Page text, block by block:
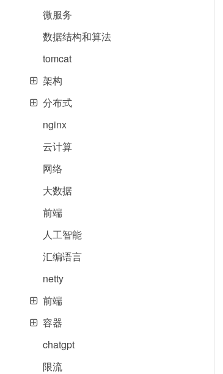
微服务
数据结构和算法
tomcat
架构
分布式
nginx
云计算
网络
大数据
前端
人工智能
汇编语言
netty
前端
容器
chatgpt
限流